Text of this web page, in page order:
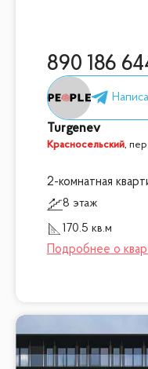
890 186
Turgenev
Красносельский,
2-комнатная
8 этаж
170.5 кв.м